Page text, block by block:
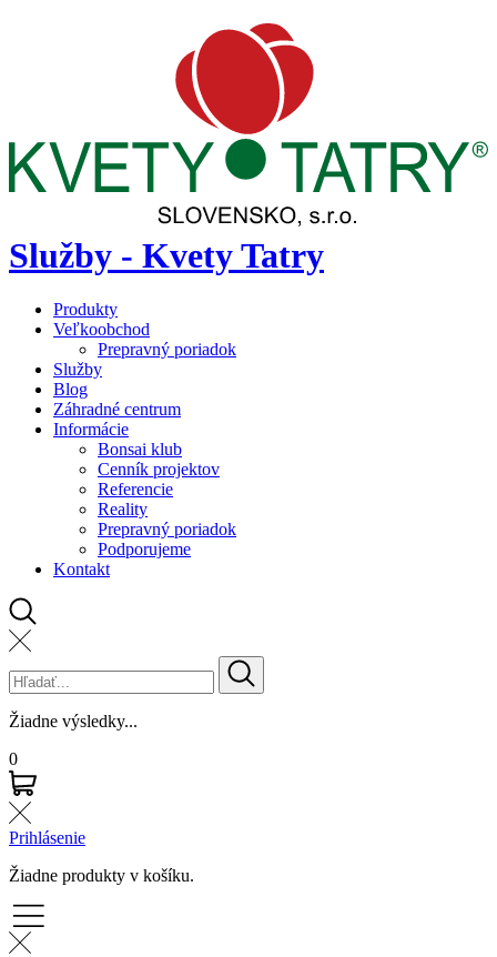
Služby - Kvety Tatry
Produkty
Veľkoobchod
Prepravný poriadok
Služby
Blog
Záhradné centrum
Informácie
Bonsai klub
Cenník projektov
Referencie
Reality
Prepravný poriadok
Podporujeme
Kontakt
Žiadne výsledky...
0
Prihlásenie
Žiadne produkty v košíku.